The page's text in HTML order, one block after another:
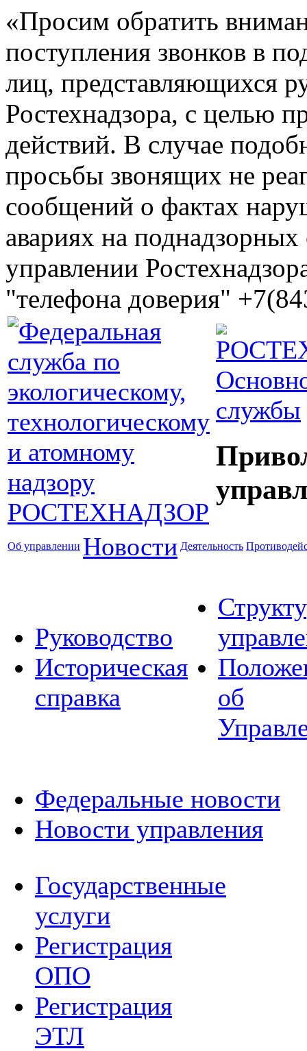
«Просим обратить
поступления звонков в
лиц, представляющихся
Ростехнадзора, с целью
действий. В случае
просьбы звонящих не
сообщений о фактах
авариях на
управлении
"телефона доверия"
службы
Об управлении Новости Деятельность
Руководство
Историческая
справка
об
Федеральные новости
Новости управления
Государственные
услуги
Регистрация
ОПО
Регистрация
ЭТЛ